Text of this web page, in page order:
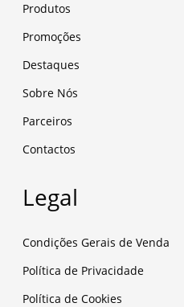
Produtos
Promoções
Destaques
Sobre Nós
Parceiros
Contactos
Legal
Condições Gerais de Venda
Política de Privacidade
Política de Cookies